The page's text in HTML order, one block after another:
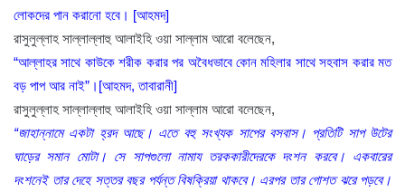
লোকদের পান করানো হবে। [আহমদ]
রাসুলুল্লাহ সাল্লাল্লাহু আলাইহি ওয়া সাল্লাম আরো বলেছেন,
“আল্লাহর সাথে কাউকে শরীক করার পর অবৈধভাবে কোন মহিলার সাথে সহবাস করার মত
বড় পাপ আর নাই”।[আহমদ, তাবারানী]
রাসুলুল্লাহ সাল্লাল্লাহু আলাইহি ওয়া সাল্লাম আরো বলেছেন,
“জাহান্নামে একটা হ্রদ আছে। এতে বহু সংখ্যক সাপের বসবাস। প্রতিটি সাপ উটের
ঘাড়ের সমান মোটা। সে সাপগুলো নামায তরককারীদেরকে দংশন করবে। একবারের
দংশনেই তার দেহে সত্তর বছর পর্যন্ত বিষক্রিয়া থাকবে। এরপর তার গোশত ঝরে পড়বে।